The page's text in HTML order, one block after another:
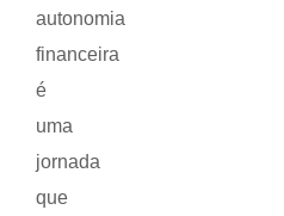
autonomia
financeira
é
uma
jornada
que